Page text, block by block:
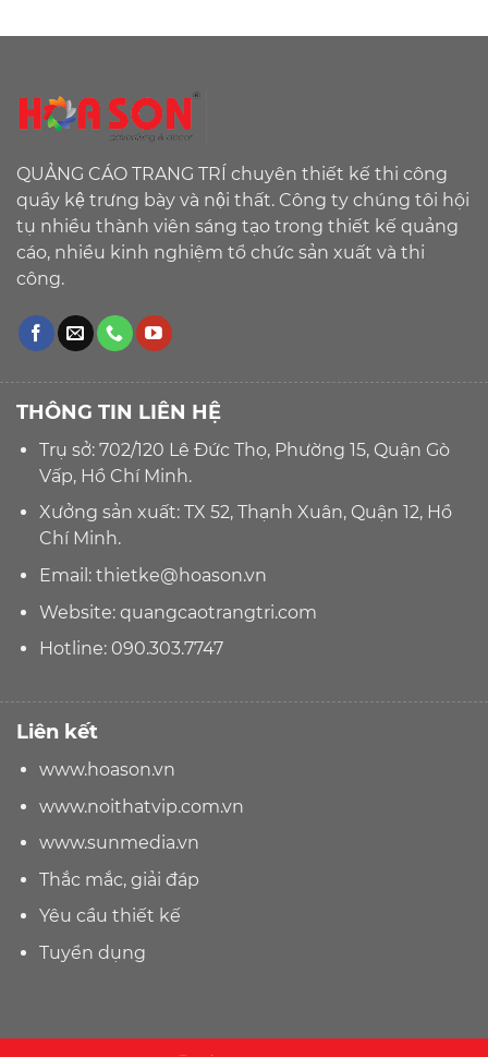
QUẢNG CÁO TRANG TRÍ chuyên thiết kế thi công
quầy kệ trưng bày và nội thất. Công ty chúng tôi hội
tụ nhiều thành viên sáng tạo trong thiết kế quảng
cáo, nhiều kinh nghiệm tổ chức sản xuất và thi
công.
THÔNG TIN LIÊN HỆ
Trụ sở: 702/120 Lê Đức Thọ, Phường 15, Quận Gò
Vấp, Hồ Chí Minh.
Xưởng sản xuất: TX 52, Thạnh Xuân, Quận 12, Hồ
Chí Minh.
Email: thietke@hoason.vn
Website:quangcaotrangtri.com
Hotline: 090.303.7747
Liên kết
www.hoason.vn
www.noithatvip.com.vn
www.sunmedia.vn
Thắc mắc, giải đáp
Yêu cầu thiết kế
Tuyển dụng